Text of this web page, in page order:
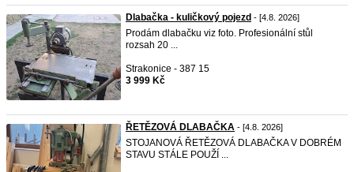
Dlabačka - kuličkový pojezd - [4.8. 2026]
Prodám dlabačku viz foto. Profesionální stůl
rozsah 20 ...
Strakonice - 387 15
3 999 Kč
ŘETĚZOVÁ DLABAČKA - [4.8. 2026]
STOJANOVÁ ŘETĚZOVÁ DLABAČKA V DOBRÉM
STAVU STÁLE POUŽÍ ...